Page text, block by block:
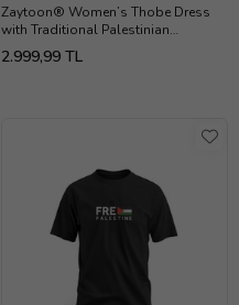
Zaytoon® Women’s Thobe Dress
with Traditional Palestinian
Embroidery C100001 (Kırmızı)
2.999,99 TL